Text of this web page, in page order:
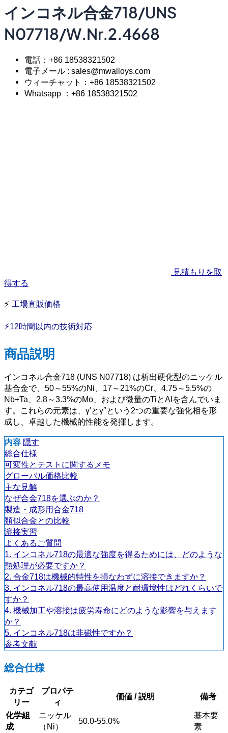
インコネル合金718/UNS
N07718/W.Nr.2.4668
電話：+86 18538321502
電子メール : sales@mwalloys.com
ウィーチャット：+86 18538321502
Whatsapp ：+86 18538321502
見積もりを取
得する
⚡ 工場直販価格
⚡12時間以内の技術対応
商品説明
インコネル合金718 (UNS N07718) は析出硬化型のニッケル
基合金で、50～55%のNi、17～21%のCr、4.75～5.5%の
Nb+Ta、2.8～3.3%のMo、および微量のTiとAlを含んでいま
す。これらの元素は、γ′とγ″という2つの重要な強化相を形
成し、卓越した機械的性能を発揮します。
内容 隠す
総合仕様
可変性とテストに関するメモ
グローバル価格比較
主な見解
なぜ合金718を選ぶのか？
製造・成形用合金718
類似合金との比較
溶接実習
よくあるご質問
1. インコネル718の最適な強度を得るためには、どのような
熱処理が必要ですか？
2. 合金718は機械的特性を損なわずに溶接できますか？
3. インコネル718の最高使用温度と耐環境性はどれくらいで
すか？
4. 機械加工や溶接は疲労寿命にどのような影響を与えます
か？
5. インコネル718は非磁性ですか？
参考文献
総合仕様
カテゴ
リー
プロパテ
ィ
価値 / 説明 備考
化学組
成
ニッケル
（Ni）
50.0-55.0%
基本要
素